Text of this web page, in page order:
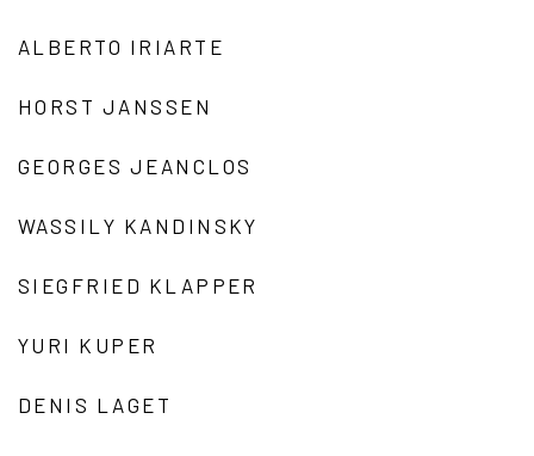
ALBERTO IRIARTE
HORST JANSSEN
GEORGES JEANCLOS
WASSILY KANDINSKY
SIEGFRIED KLAPPER
YURI KUPER
DENIS LAGET